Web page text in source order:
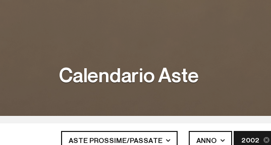
Calendario Aste
ASTE PROSSIME/PASSATE ANNO 2002